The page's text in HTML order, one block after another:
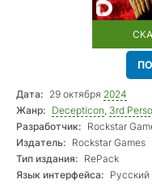
Дата: 29 октября 2024
Жанр: Decepticon, 3rd
Разработчик: Rockstar
Издатель: Rockstar Games
Тип издания: RePack
Язык интерфейса: Русский